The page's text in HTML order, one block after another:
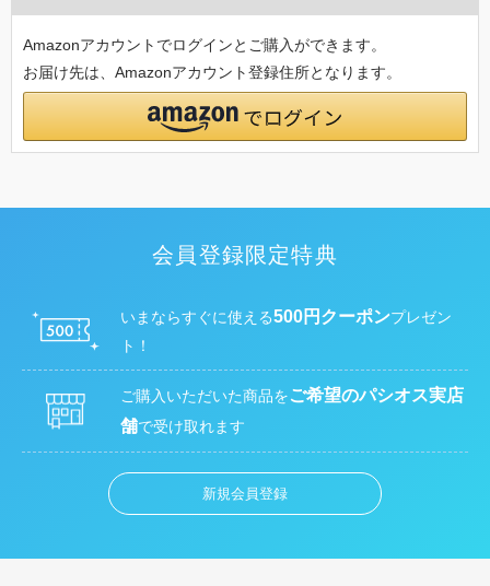
Amazonアカウントでログインとご購入ができます。
お届け先は、Amazonアカウント登録住所となります。
会員登録限定特典
いまならすぐに使える500円クーポンプレゼン
ト！
ご購入いただいた商品をご希望のパシオス実店
舗で受け取れます
新規会員登録